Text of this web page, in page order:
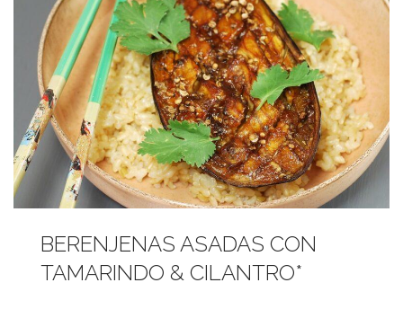
BERENJENAS ASADAS CON
TAMARINDO & CILANTRO*